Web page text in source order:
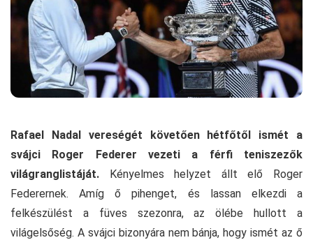
Rafael Nadal vereségét követően hétfőtől ismét a
svájci Roger Federer vezeti a férfi teniszezők
világranglistáját.
Kényelmes helyzet állt elő Roger
Federernek. Amíg ő pihenget, és lassan elkezdi a
felkészülést a füves szezonra, az ölébe hullott a
világelsőség. A svájci bizonyára nem bánja, hogy ismét az ő